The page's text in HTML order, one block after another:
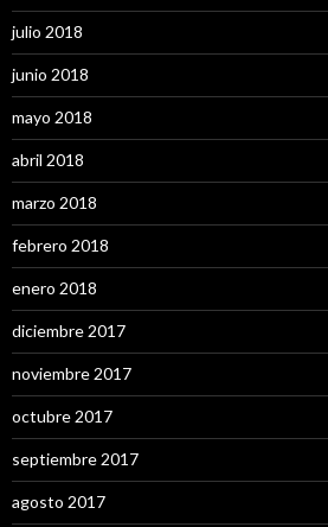
julio 2018
junio 2018
mayo 2018
abril 2018
marzo 2018
febrero 2018
enero 2018
diciembre 2017
noviembre 2017
octubre 2017
septiembre 2017
agosto 2017